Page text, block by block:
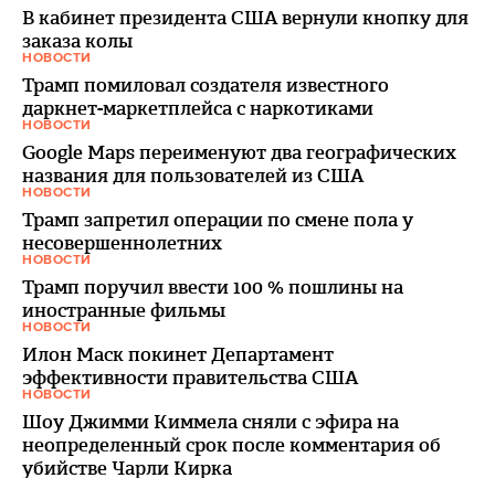
В кабинет президента США вернули кнопку для
заказа колы
НОВОСТИ
Трамп помиловал создателя известного
даркнет-маркетплейса с наркотиками
НОВОСТИ
Google Maps переименуют два географических
названия для пользователей из США
НОВОСТИ
Трамп запретил операции по смене пола у
несовершеннолетних
НОВОСТИ
Трамп поручил ввести 100 % пошлины на
иностранные фильмы
НОВОСТИ
Илон Маск покинет Департамент
эффективности правительства США
НОВОСТИ
Шоу Джимми Киммела сняли с эфира на
неопределенный срок после комментария об
убийстве Чарли Кирка